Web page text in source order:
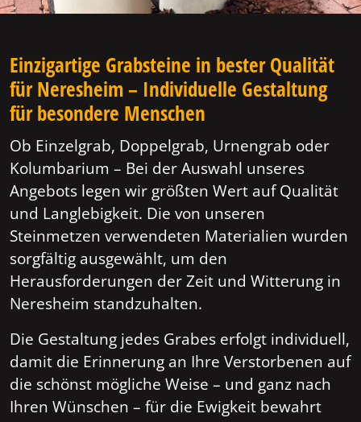
Einzigartige Grabsteine in bester Qualität
für Neresheim – Individuelle Gestaltung
für besondere Menschen
Ob Einzelgrab, Doppelgrab, Urnengrab oder
Kolumbarium – Bei der Auswahl unseres
Angebots legen wir größten Wert auf Qualität
und Langlebigkeit. Die von unseren
Steinmetzen verwendeten Materialien wurden
sorgfältig ausgewählt, um den
Herausforderungen der Zeit und Witterung in
Neresheim standzuhalten.
Die Gestaltung jedes Grabes erfolgt individuell,
damit die Erinnerung an Ihre Verstorbenen auf
die schönst mögliche Weise – und ganz nach
Ihren Wünschen – für die Ewigkeit bewahrt